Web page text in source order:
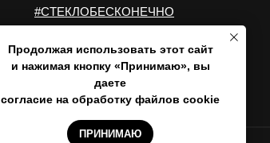
Наверх
#СТЕКЛОБЕСКОНЕЧНО
Продолжая использовать этот сайт
и нажимая кнопку «Принимаю», вы
даете
согласие на обработку файлов cookie
ПРИНИМАЮ